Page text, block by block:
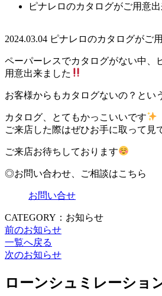
ピナレロのカタログがご用意
2024.03.04 ピナレロのカタログがご
ペーパーレスでカタログがない中、
用意出来ました
お客様からもカタログないの？とい
カタログ、とてもかっこいいです
ご来店した際はぜひお手に取って見
ご来店お待ちしております
◎お問い合わせ、ご相談はこちら
お問い合せ
CATEGORY：お知らせ
前のお知らせ
一覧へ戻る
次のお知らせ
ローンシュミレーショ